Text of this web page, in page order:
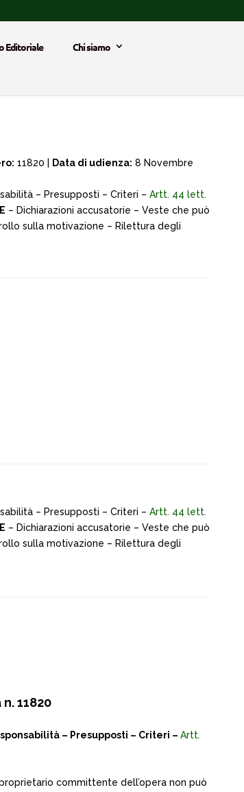
Editoriale
Chi siamo
11820 | Data di udienza: 8 Novembre
– Presupposti – Criteri – Artt. 44 lett.
– Dichiarazioni accusatorie – Veste che può
sulla motivazione – Rilettura degli
– Presupposti – Criteri – Artt. 44 lett.
– Dichiarazioni accusatorie – Veste che può
sulla motivazione – Rilettura degli
11820
– Presupposti – Criteri – Artt.
committente dell’opera non può